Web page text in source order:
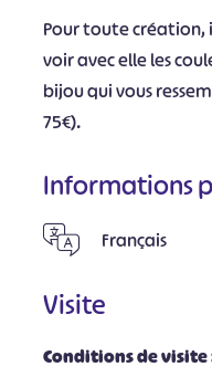
Pour toute
voir avec elle les
bijou qui vous
75€).
Informations
Français
Visite
Conditions de visite